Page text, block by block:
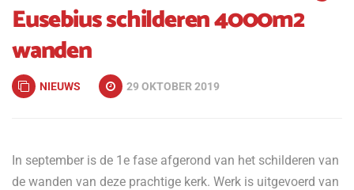
Eusebius schilderen 4000m2
wanden
NIEUWS 29 OKTOBER 2019
In september is de 1e fase afgerond van het schilderen van
de wanden van deze prachtige kerk. Werk is uitgevoerd van